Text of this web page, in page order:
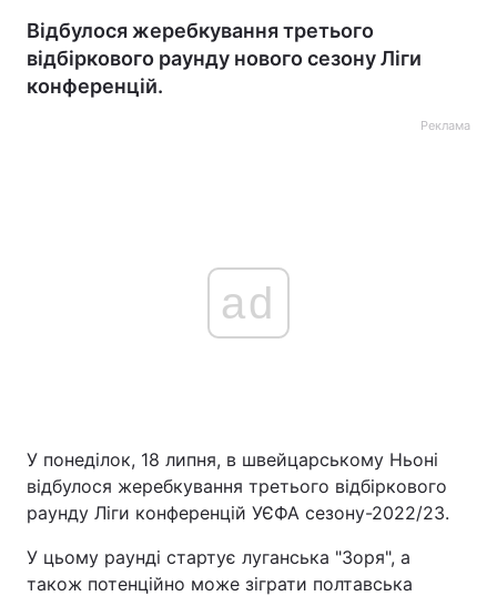
Україна Політика
Економіка Світ
Спорт Наука
Відбулося жеребкування третього
відбіркового раунду нового сезону Ліги
конференцій.
Реклама
ad
У понеділок, 18 липня, в швейцарському Ньоні
відбулося жеребкування третього відбіркового
раунду Ліги конференцій УЄФА сезону-2022/23.
У цьому раунді стартує луганська "Зоря", а
також потенційно може зіграти полтавська